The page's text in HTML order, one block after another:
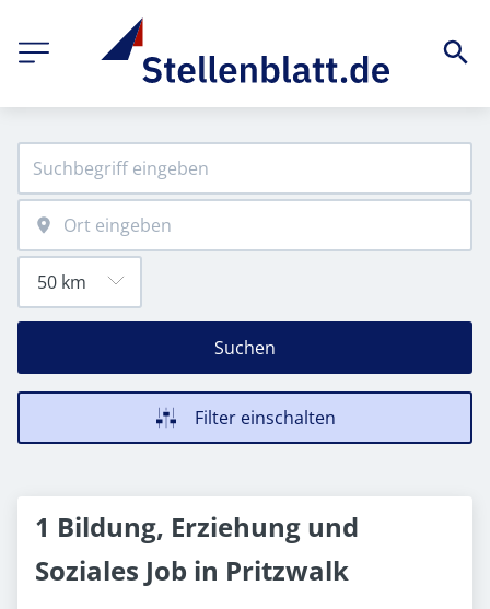
Suchen
Filter einschalten
1 Bildung, Erziehung und
Soziales Job in Pritzwalk